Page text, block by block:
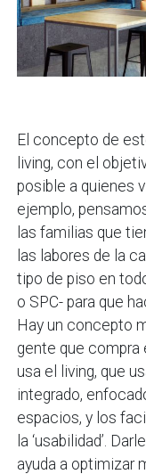
El concepto de
living, con el
posible a quienes
ejemplo,
las familias que
las labores de la
tipo de piso en
o SPC- para que
Hay un concepto
gente que compra
usa el living, que
integrado,
espacios, y los
la ‘usabilidad’.
ayuda a optimizar